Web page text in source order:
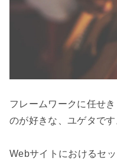
フレームワークに任せ
のが好きな、ユゲタです
Webサイトにおけるセ